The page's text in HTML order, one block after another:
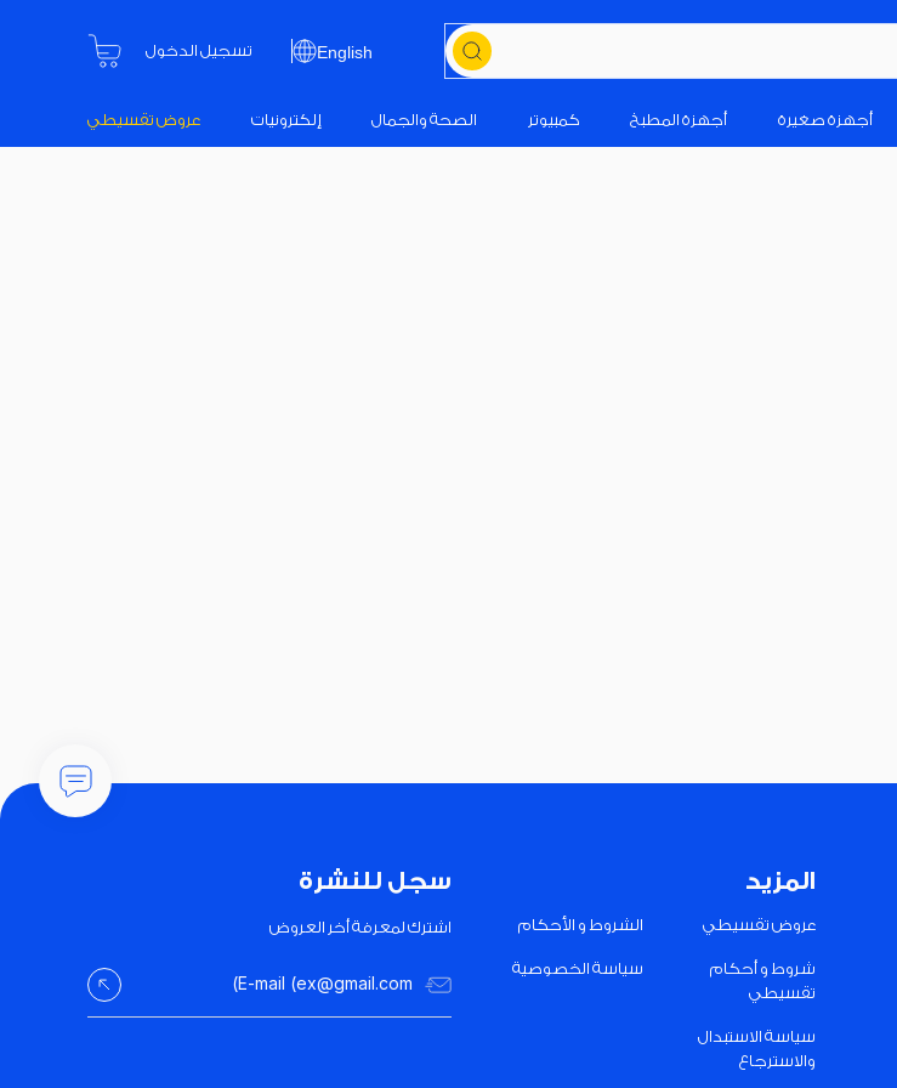
English تسجيل الدخول
أجهزة صغيرة أجهزة المطبخ كمبيوتر الصحة والجمال إلكترونيات عروض تقسيطي
المزيد
عروض تقسيطي الشروط و الأحكام
شروط و أحكام
تقسيطي
سياسة الخصوصية
سياسة الاستبدال
والاسترجاع
سجل للنشرة
اشترك لمعرفة أخر العروض